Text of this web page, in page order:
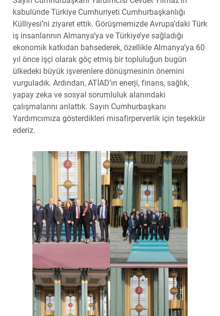
kabulünde Türkiye Cumhuriyeti Cumhurbaşkanlığı
Külliyesi’ni ziyaret ettik. Görüşmemizde Avrupa’daki Türk
iş insanlarının Almanya’ya ve Türkiye’ye sağladığı
ekonomik katkıdan bahsederek, özellikle Almanya’ya 60
yıl önce işçi olarak göç etmiş bir topluluğun bugün
ülkedeki büyük işverenlere dönüşmesinin önemini
vurguladık. Ardından, ATİAD’ın enerji, finans, sağlık,
yapay zeka ve sosyal sorumluluk alanındaki
çalışmalarını anlattık. Sayın Cumhurbaşkanı
Yardımcımıza gösterdikleri misafirperverlik için teşekkür
ederiz.